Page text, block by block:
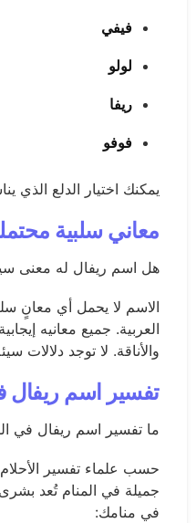
فيفي
لولو
ريفا
فوفو
يمكنك اختيار الدلع الذي
معاني سلبية
هل اسم ريفال له معنى
الاسم لا يحمل أي معانٍ
العربية. جميع معانيه
والأناقة. لا توجد دلالات
تفسير اسم ريفال
ما تفسير اسم ريفال في
حسب علماء تفسير
جميلة في المنام تُعد
في منامك: